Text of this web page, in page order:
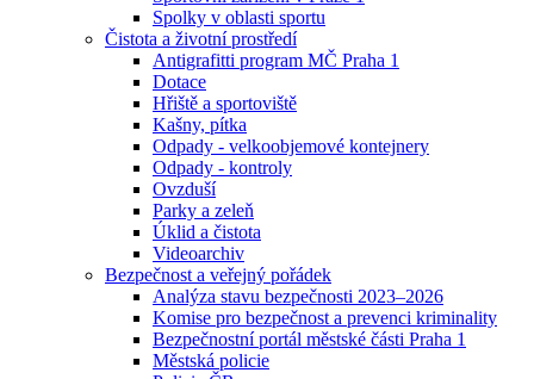
Spolky v oblasti sportu
Čistota a životní prostředí
Antigrafitti program MČ Praha 1
Dotace
Hřiště a sportoviště
Kašny, pítka
Odpady - velkoobjemové kontejnery
Odpady - kontroly
Ovzduší
Parky a zeleň
Úklid a čistota
Videoarchiv
Bezpečnost a veřejný pořádek
Analýza stavu bezpečnosti 2023–2026
Komise pro bezpečnost a prevenci kriminality
Bezpečnostní portál městské části Praha 1
Městská policie